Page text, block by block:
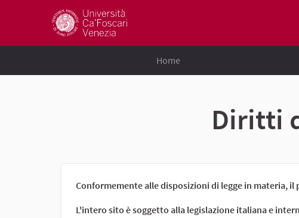
Home
Diritti
Conformemente alle disposizioni di legge in materia, il
L'intero sito è soggetto alla legislazione italiana e